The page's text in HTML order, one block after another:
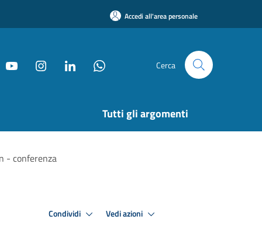
Accedi all'area personale
Cerca
Tutti gli argomenti
- conferenza
Condividi Vedi azioni